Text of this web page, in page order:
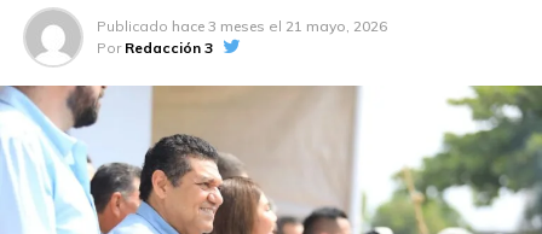
Publicado hace 3 meses el 21 mayo, 2026
Por Redacción 3